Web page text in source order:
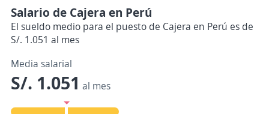
Salario de Cajera en Perú
El sueldo medio para el puesto de Cajera en Perú es de
S/. 1.051 al mes
Media salarial
S/. 1.051 al mes